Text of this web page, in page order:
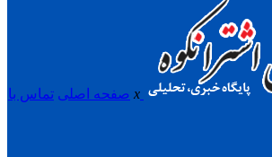
x صفحه اصلی تماس با